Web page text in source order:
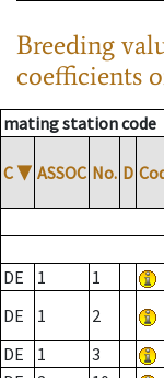
Breeding
coefficients
mating station code
C ▼ ASSOC No. D
DE 1 1
DE
1 2
DE
1 3